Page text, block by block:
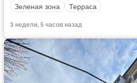
Зеленая зона
Терраса
3 недели, 5 часов назад